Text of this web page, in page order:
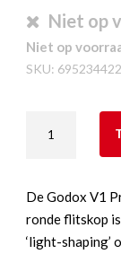
Niet op
Niet op
SKU:
Speedlite
Pro
Canon
aantal
De Godox V1
ronde flitskop
‘light-shaping’